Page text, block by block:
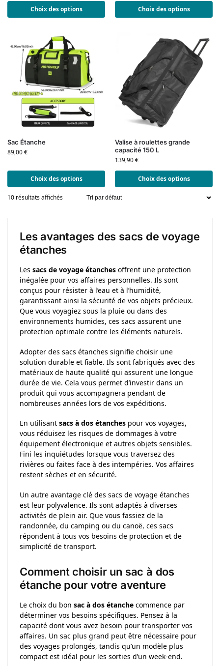
Choix des options Choix des options
Sac Étanche
89,00€
Choix des options
Valise à roulettes grande
capacité 150 L
139,90€
Choix des options
10 résultats affichés
Les avantages des sacs de voyage
étanches
Les sacs de voyage étanches offrent une protection
inégalée pour vos affaires personnelles. Ils sont
conçus pour résister à l’eau et à l’humidité,
garantissant ainsi la sécurité de vos objets précieux.
Que vous voyagiez sous la pluie ou dans des
environnements humides, ces sacs assurent une
protection optimale contre les éléments naturels.
Adopter des sacs étanches signifie choisir une
solution durable et fiable. Ils sont fabriqués avec des
matériaux de haute qualité qui assurent une longue
durée de vie. Cela vous permet d’investir dans un
produit qui vous accompagnera pendant de
nombreuses années lors de vos expéditions.
En utilisant sacs à dos étanches pour vos voyages,
vous réduisez les risques de dommages à votre
équipement électronique et autres objets sensibles.
Fini les inquiétudes lorsque vous traversez des
rivières ou faites face à des intempéries. Vos affaires
restent sèches et en sécurité.
Un autre avantage clé des sacs de voyage étanches
est leur polyvalence. Ils sont adaptés à diverses
activités de plein air. Que vous fassiez de la
randonnée, du camping ou du canoë, ces sacs
répondent à tous vos besoins de protection et de
simplicité de transport.
Comment choisir un sac à dos
étanche pour votre aventure
Le choix du bon sac à dos étanche commence par
déterminer vos besoins spécifiques. Pensez à la
capacité dont vous avez besoin pour transporter vos
affaires. Un sac plus grand peut être nécessaire pour
des voyages prolongés, tandis qu’un modèle plus
compact est idéal pour les sorties d’un week-end.